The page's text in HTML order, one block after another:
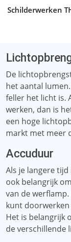
Schilderwerken
De
het aantal
feller het licht is.
werken, dan is
een hoge
markt met meer
Accuduur
Als je langere
ook belangrijk
van de
kunt
Het is belangrijk
de verschillende